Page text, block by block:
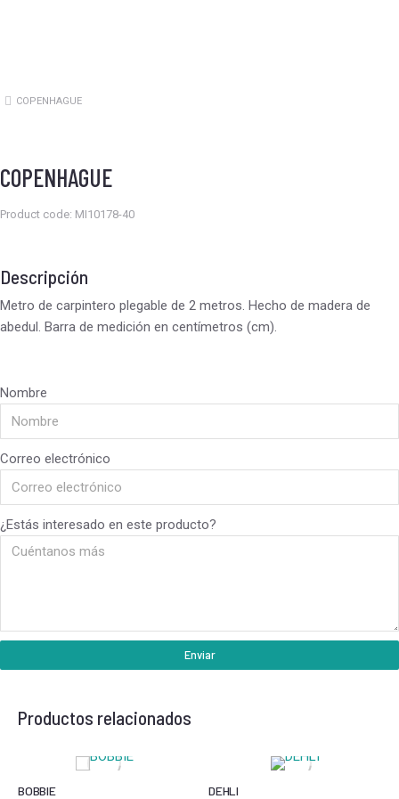
Estás aquí:
COPENHAGUE
COPENHAGUE
Product code: MI10178-40
Descripción
Metro de carpintero plegable de 2 metros. Hecho de madera de
abedul. Barra de medición en centímetros (cm).
Nombre
Correo electrónico
¿Estás interesado en este producto?
Enviar
Productos relacionados
BOBBIE DEHLI